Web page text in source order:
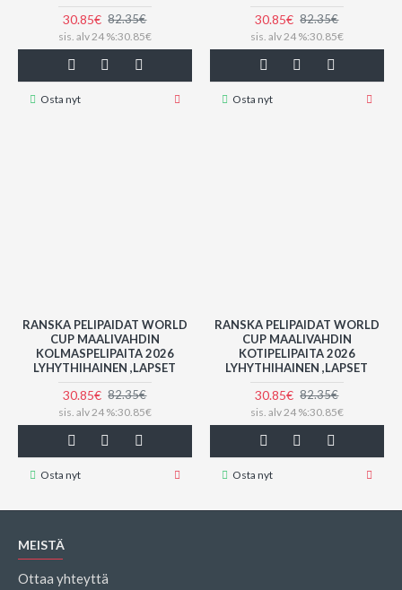
30.85€ 82.35€
sis. alv 24 %:30.85€
Osta nyt
30.85€ 82.35€
sis. alv 24 %:30.85€
Osta nyt
RANSKA PELIPAIDAT WORLD
CUP MAALIVAHDIN
KOLMASPELIPAITA 2026
LYHYTHIHAINEN ,LAPSET
30.85€ 82.35€
sis. alv 24 %:30.85€
Osta nyt
RANSKA PELIPAIDAT WORLD
CUP MAALIVAHDIN
KOTIPELIPAITA 2026
LYHYTHIHAINEN ,LAPSET
30.85€ 82.35€
sis. alv 24 %:30.85€
Osta nyt
MEISTÄ
Ottaa yhteyttä